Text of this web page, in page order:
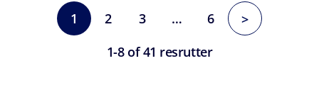
1 2 3 … 6
>
1-8 of 41 resrutter